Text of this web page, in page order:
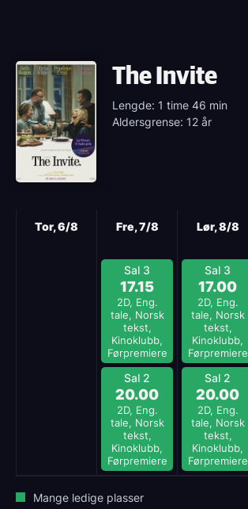
The Invite
Lengde: 1 time 46 min
Aldersgrense: 12 år
Tor, 6/8 Fre, 7/8
Sal 3
17.15
2D, Eng.
tale, Norsk
tekst,
Kinoklubb,
Førpremiere
Sal 2
20.00
2D, Eng.
tale, Norsk
tekst,
Kinoklubb,
Førpremiere
Lør, 8/8
Sal 3
17.00
2D, Eng.
tale, Norsk
tekst,
Kinoklubb,
Førpremiere
Sal 2
20.00
2D, Eng.
tale, Norsk
tekst,
Kinoklubb,
Førpremiere
Mange ledige plasser